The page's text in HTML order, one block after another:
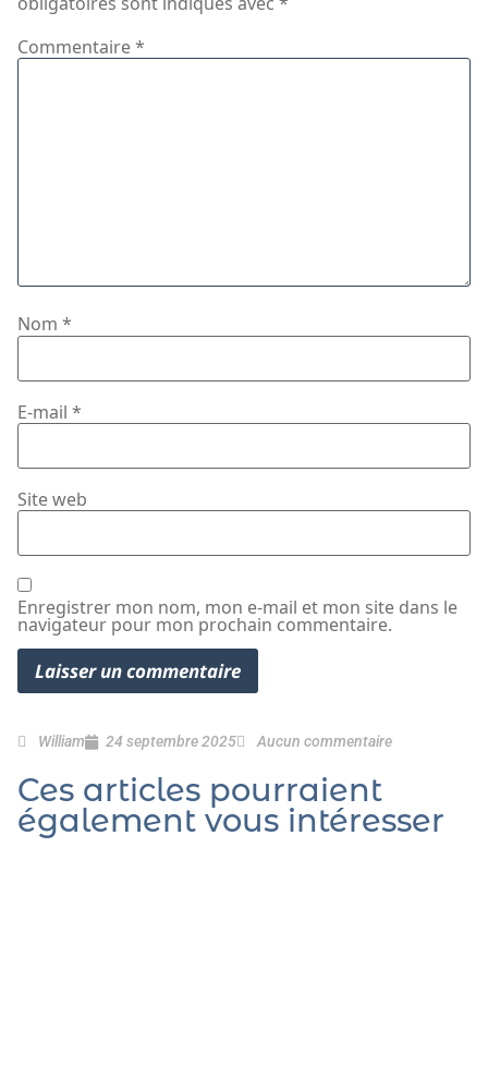
Commentaire*
Nom *
E-mail *
Site web
Enregistrer mon nom, mon e-mail et mon site dans le
navigateur pour mon prochain commentaire.
William 24 septembre 2025 Aucun commentaire
Ces articles pourraient
également vous intéresser